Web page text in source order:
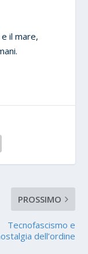
il mare,
PROSSIMO
Tecnofascismo e
dell’ordine